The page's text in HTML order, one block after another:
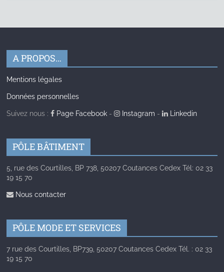
A PROPOS…
Mentions légales
Données personnelles
Suivez nous : Page Facebook - Instagram - Linkedin
PÔLE BÂTIMENT
5, rue des Courtilles, BP 738, 50207 Coutances Cedex Tél: 02 33
19 15 70
Nous contacter
PÔLE MODE ET SERVICES
7 rue des Courtilles, BP739, 50207 Coutances Cedex Tél. : 02 33
19 15 70